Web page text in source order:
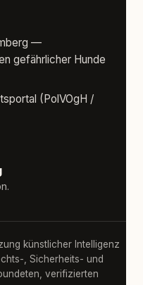
—
gefährlicher Hunde
(PolVOgH /
künstlicher Intelligenz
, Sicherheits- und
verifizierten